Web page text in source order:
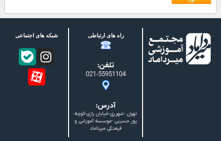
راه های ارتباطی
تلفن:
021-55951104
آدرس:
تهران -شهرری-خیابان رازی-کوچه
پور حسینی -موسسه آموزشی و
فرهنگی میرداماد
شبکه های اجتماعی